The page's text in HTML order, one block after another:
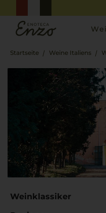
Startseite Weine Italiens
Weinklassiker